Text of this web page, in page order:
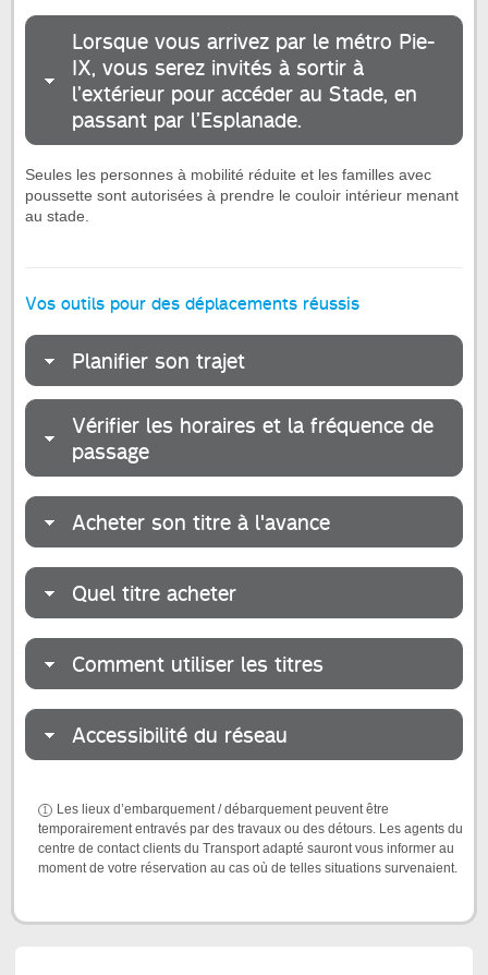
Lorsque vous arrivez par le métro Pie-
IX, vous serez invités à sortir à
l’extérieur pour accéder au Stade, en
passant par l’Esplanade.
Seules les personnes à mobilité réduite et les familles avec
poussette sont autorisées à prendre le couloir intérieur menant
au stade.
Vos outils pour des déplacements réussis
Planifier son trajet
Vérifier les horaires et la fréquence de
passage
Acheter son titre à l'avance
Quel titre acheter
Comment utiliser les titres
Accessibilité du réseau
Les lieux d’embarquement / débarquement peuvent être
temporairement entravés par des travaux ou des détours. Les agents du
centre de contact clients du Transport adapté sauront vous informer au
moment de votre réservation au cas où de telles situations survenaient.